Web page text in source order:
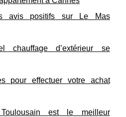
avis positifs sur Le Mas
chauffage d’extérieur se
pour effectuer votre achat
est le meilleur